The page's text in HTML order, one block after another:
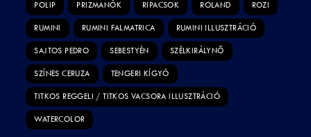
POLIP PRIZMANÓK RIPACSOK ROLAND ROZI
RUMINI RUMINI FALMATRICA RUMINI ILLUSZTRÁCIÓ
SAJTOS PEDRO SEBESTYÉN SZÉLKIRÁLYNŐ
SZÍNES CERUZA TENGERI KÍGYÓ
TITKOS REGGELI / TITKOS VACSORA ILLUSZTRÁCIÓ
WATERCOLOR